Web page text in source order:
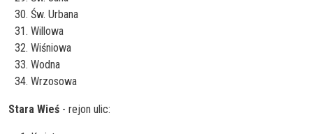
Św. Urbana
Willowa
Wiśniowa
Wodna
Wrzosowa
Stara Wieś - rejon ulic: